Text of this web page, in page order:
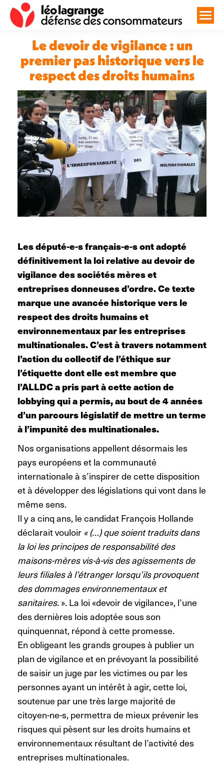
Le devoir de vigilance : un
premier pas historique vers le
respect des droits humains
Vous êtes ici :
Les député-e-s français-e-s ont adopté
définitivement la loi relative au devoir de
vigilance des sociétés mères et
entreprises donneuses d’ordre. Ce texte
marque une avancée historique vers le
respect des droits humains et
environnementaux par les entreprises
multinationales.C’est à traversnotamment
l’action du collectif de l’éthique sur
l’étiquette dont elle est membre que
l’ALLDC a pris part à cette action de
lobbying qui a permis, au bout de 4 années
d’un parcours législatif de mettre un terme
à l’impunité des multinationales.
Nos organisations appellent désormais les
pays européens et la communauté
internationale à s’inspirer de cette disposition
et à développer des législations qui vont dans le
même sens.
Il y a cinq ans, le candidat François Hollande
déclarait vouloir « (…) que soient traduits dans
la loi les principes de responsabilité des
maisons-mères vis-à-vis des agissements de
leurs filiales à l’étranger lorsqu’ils provoquent
des dommages environnementaux et
sanitaires.». La loi «devoir de vigilance», l’une
des dernières lois adoptée sous son
quinquennat, répond à cette promesse.
En obligeant les grands groupes à publier un
plan de vigilance et en prévoyant la possibilité
de saisir un juge par les victimes ou par les
personnes ayant un intérêt à agir, cette loi,
soutenue par une très large majorité de
citoyen-ne-s, permettra de mieux prévenir les
risques qui pèsent sur les droits humains et
environnementaux résultant de l’activité des
entreprises multinationales.